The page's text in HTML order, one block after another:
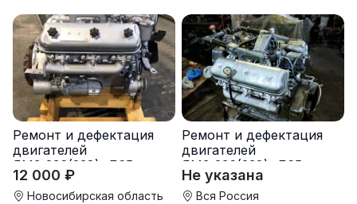
Ремонт и дефектация
двигателей
ЯМЗ-236(238), Д65,
ЯАЗ-204, 4ч-8,5/11, ЗИЛ
12 000 ₽
Новосибирская область
Ремонт и дефектация
двигателей
ЯМЗ-236(238), Д65,
ЯАЗ-204, 4ч-8,5/11, ЗИЛ
Не указана
Вся Россия